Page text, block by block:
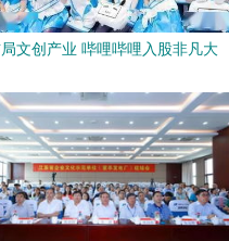
文创产业 哔哩哔哩入股非凡大